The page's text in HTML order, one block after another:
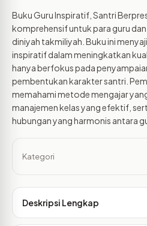
Buku Guru Inspiratif, Santri
komprehensif untuk para guru
diniyah takmiliyah. Buku ini
inspiratif dalam meningkatkan
hanya berfokus pada
pembentukan karakter santri.
memahami metode mengajar
manajemen kelas yang efektif,
hubungan yang harmonis antara
Kategori
Deskripsi Lengkap